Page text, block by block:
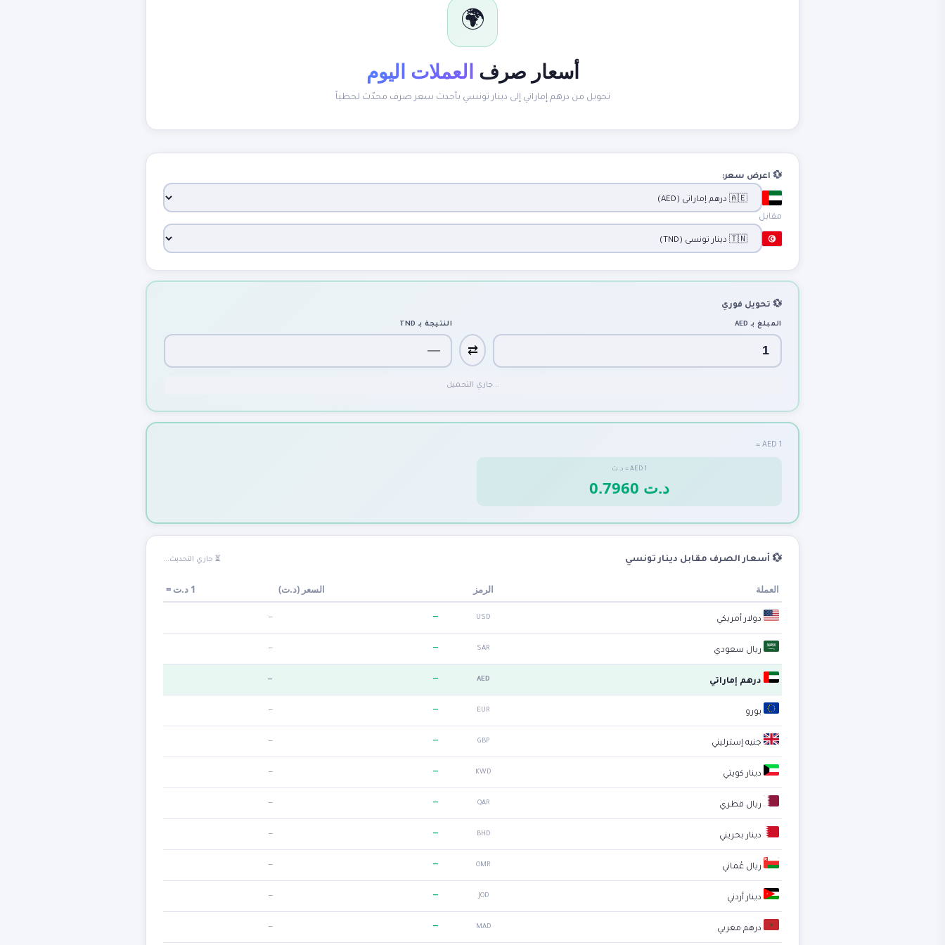
🌍
أسعار صرف العملات اليوم
تحويل من درهم إماراتي إلى دينار تونسي بأحدث سعر صرف محدّث لحظياً
💱 اعرض سعر:
مقابل
💱 تحويل فوري
المبلغ بـ AED
⇄
النتيجة بـ TND
جاري التحميل...
1 AED =
1
AED
= د.ت
0.7960 د.ت
💱 أسعار الصرف مقابل دينار تونسي ⏳ جاري التحديث...
العملة الرمز السعر (د.ت)
1 د.ت =
دولار أمريكي USD
—
—
ريال سعودي SAR
—
—
درهم إماراتي AED
—
—
يورو EUR
—
—
جنيه إسترليني GBP
—
—
دينار كويتي KWD
—
—
ريال قطري QAR
—
—
دينار بحريني BHD
—
—
ريال عُماني OMR
—
—
دينار أردني JOD
—
—
درهم مغربي MAD
—
—